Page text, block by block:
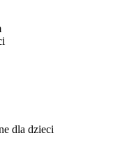
dla dzieci